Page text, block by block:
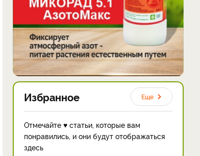
Избранное Еще
Отмечайте ♥ статьи, которые вам
понравились, и они будут отображаться
здесь